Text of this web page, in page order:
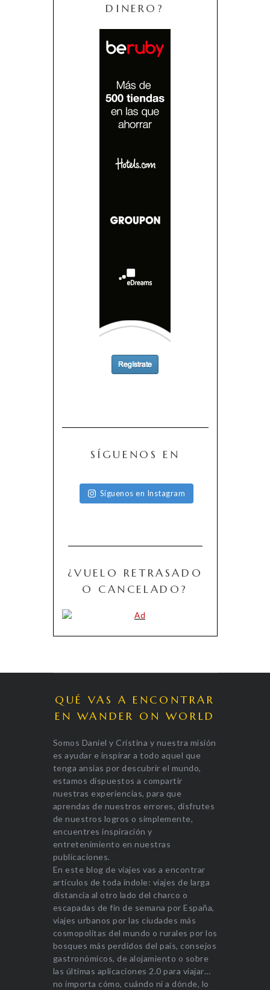
DINERO?
SÍGUENOS EN
Síguenos en Instagram
¿VUELO RETRASADO
O CANCELADO?
QUÉ VAS A ENCONTRAR
EN WANDER ON WORLD
Somos Daniel y Cristina y nuestra misión
es ayudar e inspirar a todo aquel que
tenga ansias por descubrir el mundo,
estamos dispuestos a compartir
nuestras experiencias, para que
aprendas de nuestros errores, disfrutes
de nuestros logros o simplemente,
encuentres inspiración y
entretenimiento en nuestras
publicaciones.
En este blog de viajes vas a encontrar
artículos de toda índole: viajes de larga
distancia al otro lado del charco o
escapadas de fin de semana por España,
viajes urbanos por las ciudades más
cosmopolitas del mundo o rurales por los
bosques más perdidos del país, consejos
gastronómicos, de alojamiento o sobre
las últimas aplicaciones 2.0 para viajar…
no importa cómo, cuándo ni a dónde, lo